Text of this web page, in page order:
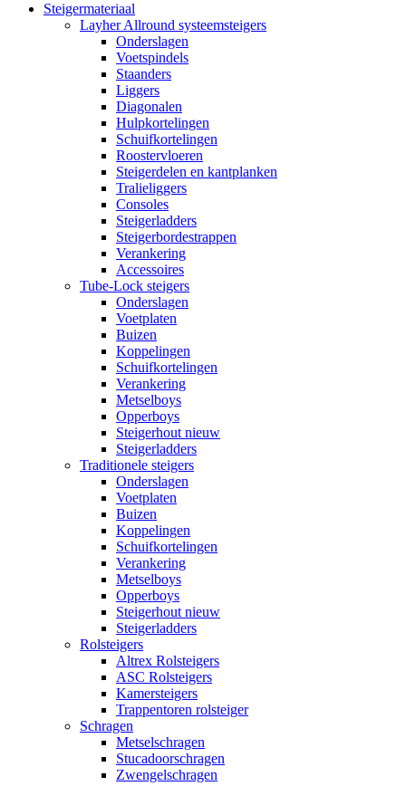
Steigermateriaal
Layher Allround systeemsteigers
Onderslagen
Voetspindels
Staanders
Liggers
Diagonalen
Hulpkortelingen
Schuifkortelingen
Roostervloeren
Steigerdelen en kantplanken
Tralieliggers
Consoles
Steigerladders
Steigerbordestrappen
Verankering
Accessoires
Tube-Lock steigers
Onderslagen
Voetplaten
Buizen
Koppelingen
Schuifkortelingen
Verankering
Metselboys
Opperboys
Steigerhout nieuw
Steigerladders
Traditionele steigers
Onderslagen
Voetplaten
Buizen
Koppelingen
Schuifkortelingen
Verankering
Metselboys
Opperboys
Steigerhout nieuw
Steigerladders
Rolsteigers
Altrex Rolsteigers
ASC Rolsteigers
Kamersteigers
Trappentoren rolsteiger
Schragen
Metselschragen
Stucadoorschragen
Zwengelschragen